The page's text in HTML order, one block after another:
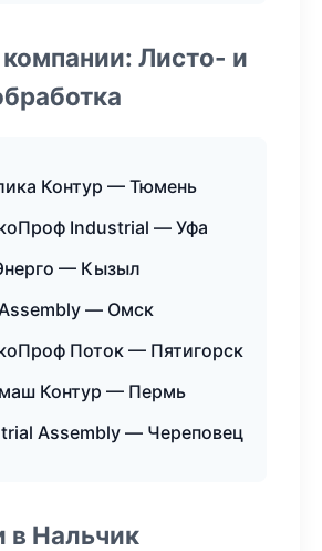
Листо- и
Контур — Тюмень
Industrial — Уфа
— Кызыл
— Омск
Поток — Пятигорск
Контур — Пермь
Assembly — Череповец
в Нальчик